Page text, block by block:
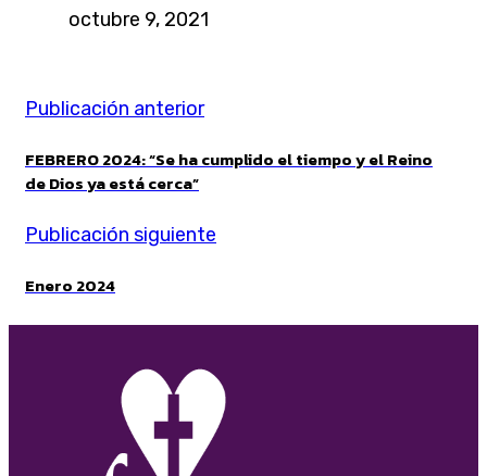
octubre 9, 2021
Publicación anterior
FEBRERO 2024: “Se ha cumplido el tiempo y el Reino
de Dios ya está cerca”
Publicación siguiente
Enero 2024